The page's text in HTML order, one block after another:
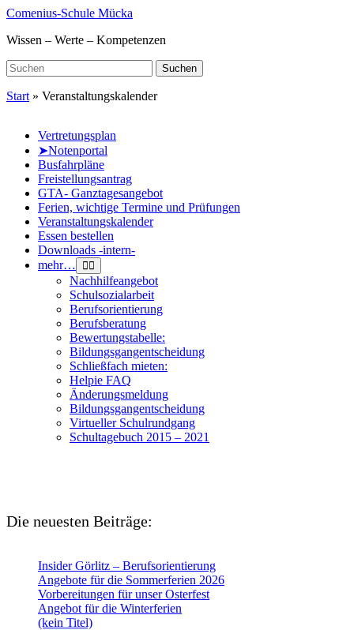
Skip
main
Comenius-Schule Mücka
Wissen – Werte – Kompetenzen
Search
for:
Suchen
Start » Veranstaltungskalender
Vertretungsplan
➤Notenportal
Busfahrpläne
Freistellungsantrag
GTA- Ganztagesangebot
Ferien, wichtige Termine und Prüfungen
Veranstaltungskalender
Essen bestellen
Downloads -intern-
mehr…
Nachhilfeangebot
Schulsozialarbeit
Berufsorientierung
Berufsberatung
Bewertungstabelle:
Bildungsgangentscheidung
Schließfach mieten:
Helpie FAQ
Änderungsmeldung
Bildungsgangentscheidung
Virtueller Schulrundgang
Schultagebuch 2015 – 2021
Die neuesten Beiträge:
Insider Görlitz – Berufsorientierung
Angebote für die Sommerferien 2026
Vorbereitungen für unser Osterfest
Angebot für die Winterferien
(kein Titel)